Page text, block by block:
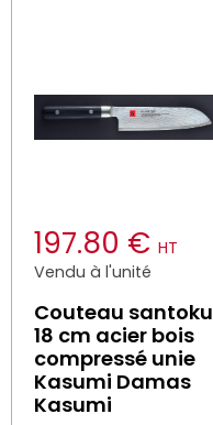
197.80 € HT
Vendu à l'unité
Couteau santoku
18 cm acier bois
compressé unie
Kasumi Damas
Kasumi